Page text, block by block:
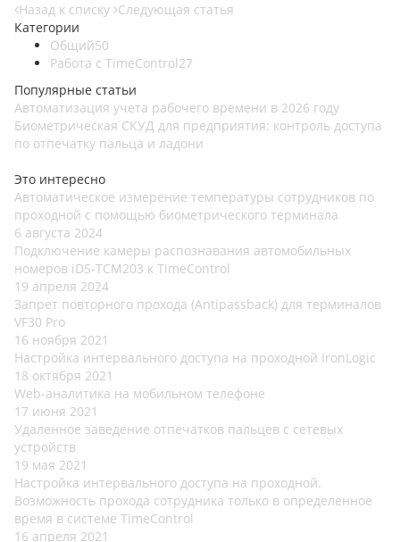
Назад к списку Следующая статья
Категории
Общий50
Работа с TimeControl27
Популярные статьи
Автоматизация учета рабочего времени в 2026 году
Биометрическая СКУД для предприятия: контроль доступа
по отпечатку пальца и ладони
Это интересно
Автоматическое измерение температуры сотрудников по
проходной с помощью биометрического терминала
6 августа 2024
Подключение камеры распознавания автомобильных
номеров iDS-TCM203 к TimeControl
19 апреля 2024
Запрет повторного прохода (Antipassback) для терминалов
VF30 Pro
16 ноября 2021
Настройка интервального доступа на проходной IronLogic
18 октября 2021
Web-аналитика на мобильном телефоне
17 июня 2021
Удаленное заведение отпечатков пальцев с сетевых
устройств
19 мая 2021
Настройка интервального доступа на проходной.
Возможность прохода сотрудника только в определенное
время в системе TimeControl
16 апреля 2021